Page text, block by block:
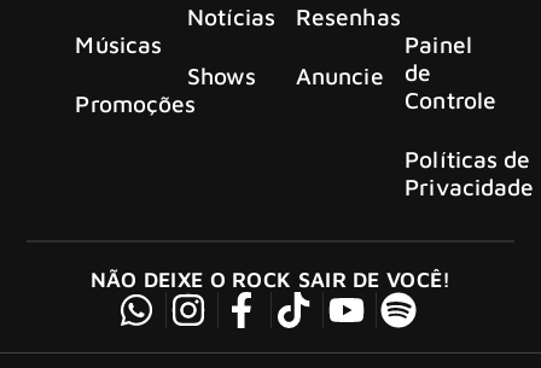
Músicas
Promoções
Notícias
Shows
Resenhas
Anuncie
Painel
de
Controle
Políticas de
Privacidade
NÃO DEIXE O ROCK SAIR DE VOCÊ!